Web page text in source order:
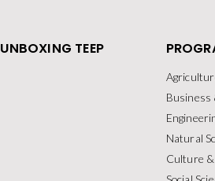
UNBOXING TEEP
Business
Natural
Culture